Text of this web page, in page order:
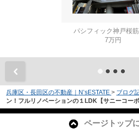
パシフィック神戸桜
7万円
兵庫区・長田区の不動産｜N’sESTATE > ブログ
ン！フルリノベーションの１LDK【サニーコーポ
ページトップ